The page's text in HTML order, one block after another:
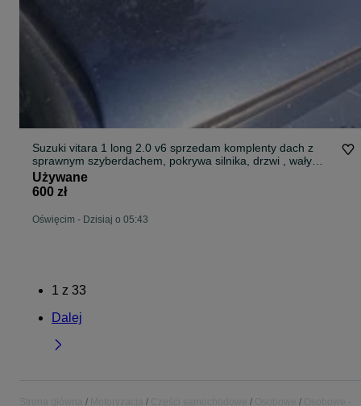
Suzuki vitara 1 long 2.0 v6 sprzedam komplenty dach z
sprawnym szyberdachem, pokrywa silnika, drzwi , wały
napedowe
Używane
600 zł
Oświęcim - Dzisiaj o 05:43
1 z 33
Dalej